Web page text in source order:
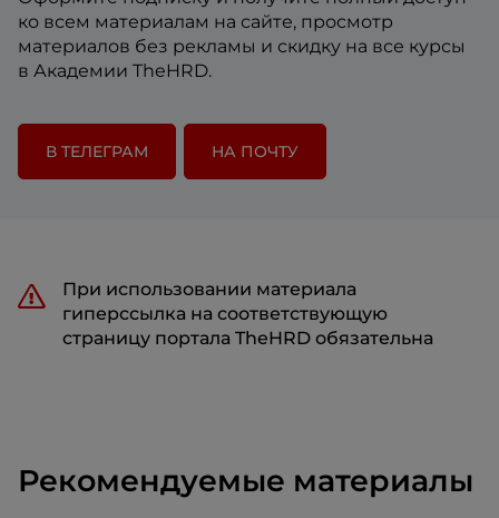
ко всем материалам на сайте, просмотр
материалов без рекламы и скидку на все курсы
в Академии TheHRD.
В ТЕЛЕГРАМ НА ПОЧТУ
При использовании материала
гиперссылка на соответствующую
страницу портала TheHRD обязательна
Рекомендуемые материалы